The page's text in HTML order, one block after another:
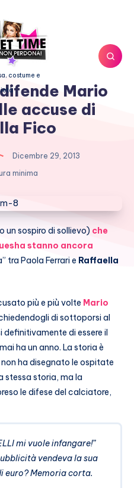
costume e
Mario
accuse di
Fico
Dicembre 29, 2013
minima
un sospiro di sollievo) che
stanno ancora
tra Paola Ferrari e Raffaella
più e più volte Mario
di sottoporsi al
di essere il
ha un anno. La storia è
ha disegnato le ospitate
stessa storia, ma la
le difese del calciatore,
mi vuole infangare!”
vendeva la sua
euro? Memoria corta.